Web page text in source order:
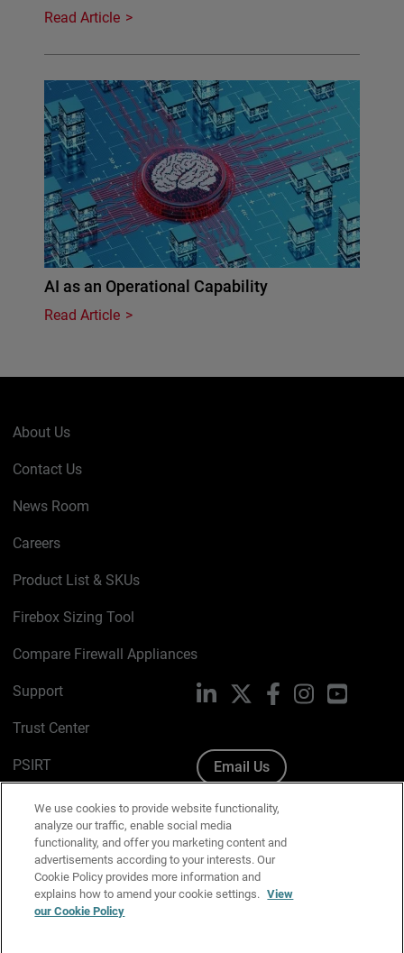
Read Article
AI as an Operational Capability
Read Article
About Us
Contact Us
News Room
Careers
Product List & SKUs
Firebox Sizing Tool
Compare Firewall Appliances
Support
Trust Center
PSIRT
Cookie Policy
Privacy Policy
Media & Brand Kit
Manage Email Preferences
LinkedIn FacebookInstagramYouTube
Email Us
We use cookies to provide website functionality,
analyze our traffic, enable social media
functionality, and offer you marketing content and
advertisements according to your interests. Our
Cookie Policy provides more information and
explains how to amend your cookie settings. View
our Cookie Policy